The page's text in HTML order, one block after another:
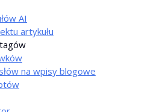
AI
artykułu
na wpisy blogowe